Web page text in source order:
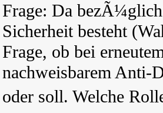
Frage: Da
Sicherheit besteht
Frage, ob bei
nachweisbarem Anti-
oder soll. Welche